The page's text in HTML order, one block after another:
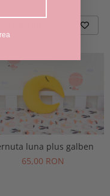
luna plus galben
65,00 RON